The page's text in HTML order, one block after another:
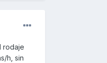
rodaje
h, sin